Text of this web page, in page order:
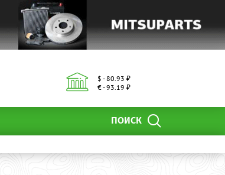
$ - 80.93 ₽
€ - 93.19 ₽
ПОИСК